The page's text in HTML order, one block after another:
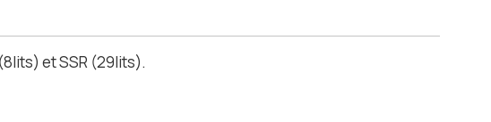
et SSR (29lits).